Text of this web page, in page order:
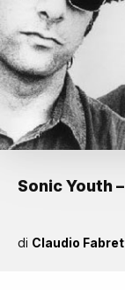
Sonic Youth
di Claudio